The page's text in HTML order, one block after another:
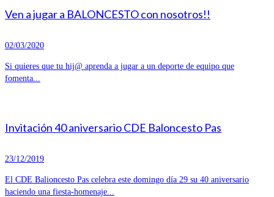
Ven a jugar a BALONCESTO con nosotros!!
02/03/2020
Si quieres que tu hij@ aprenda a jugar a un deporte de equipo que
fomenta...
Invitación 40 aniversario CDE Baloncesto Pas
23/12/2019
El CDE Balioncesto Pas celebra este domingo día 29 su 40 aniversario
haciendo una fiesta-homenaje...